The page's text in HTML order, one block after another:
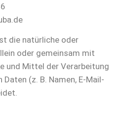
die natürliche oder
oder gemeinsam mit
und Mittel der Verarbeitung
(z. B. Namen, E-Mail-